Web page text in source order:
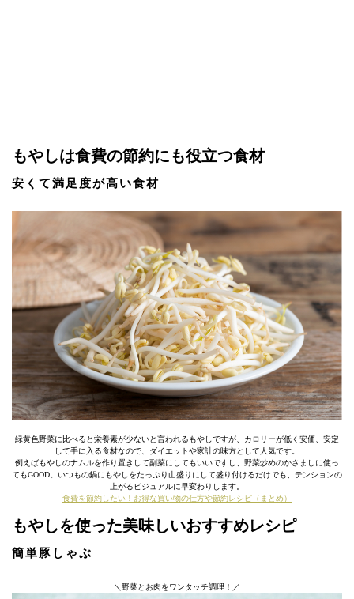
もやしは食費の節約にも役立つ食材
安くて満足度が高い食材
緑黄色野菜に比べると栄養素が少ないと言われるもやしですが、カロリーが低く安価、安定
して手に入る食材なので、ダイエットや家計の味方として人気です。
例えばもやしのナムルを作り置きして副菜にしてもいいですし、野菜炒めのかさましに使っ
てもGOOD。いつもの鍋にもやしをたっぷり山盛りにして盛り付けるだけでも、テンションの
上がるビジュアルに早変わりします。
食費を節約したい！お得な買い物の仕方や節約レシピ（まとめ）
もやしを使った美味しいおすすめレシピ
簡単豚しゃぶ
＼野菜とお肉をワンタッチ調理！／